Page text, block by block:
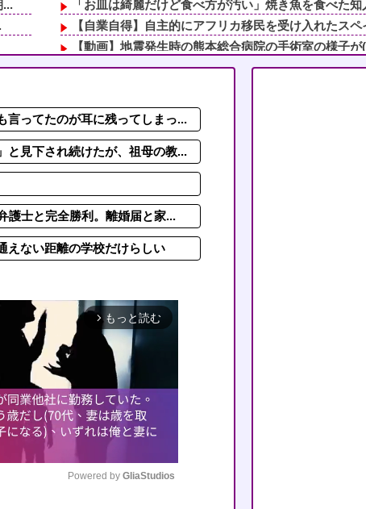
...
...
...
「お皿は綺麗だけど食べ方が汚い」焼き魚を食べた
【自業自得】自主的にアフリカ移民を受け入れたス
【動画】地震発生時の熊本総合病院の手術室の様子
【動画】両方馬鹿（笑）ミニストップでトラックと
時間指定で荷物待機→チャイム鳴って3秒で玄関行く
毎日暑いから雪に関連する映画でも観ようと「生きて
取り放題でてんこ盛りにしてるのはまあ見かけるが持
言ってたのが耳に残ってしまっ...
見下され続けたが、祖母の教...
護士と完全勝利。離婚届と家...
えない距離の学校だけらしい
arrow_forward_ios もっと読む
Powered by GliaStudios